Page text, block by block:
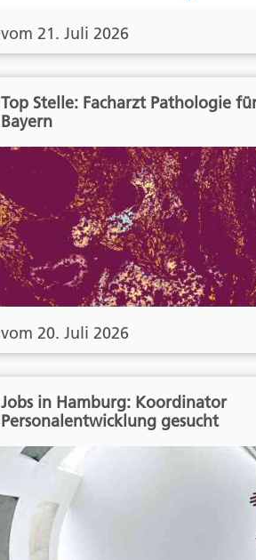
vom 21. Juli 2026
Top Stelle: Facharzt Pathologie
Bayern
vom 20. Juli 2026
Jobs in Hamburg: Koordinator
Personalentwicklung gesucht